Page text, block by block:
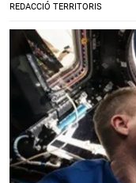
REDACCIÓ TERRITORIS